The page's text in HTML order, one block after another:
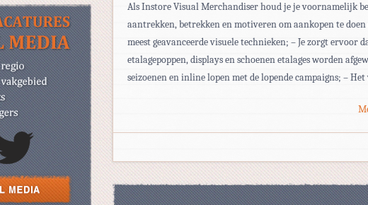
Als Instore Visual Merchandiser houd je je voornamelijk
aantrekken, betrekken en motiveren om aankopen te
meest geavanceerde visuele technieken; – Je zorgt ervoor
etalagepoppen, displays en schoenen etalages worden
seizoenen en inline lopen met de lopende campaigns; –